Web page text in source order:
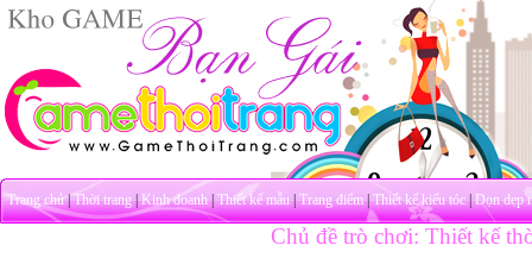
Trang chủ|Thời trang|Kinh doanh|Thiết kế mẫu|Trang điểm|Thiết kế kiểu tóc|Dọn dẹp
Chủ đề trò chơi: Thiết kế